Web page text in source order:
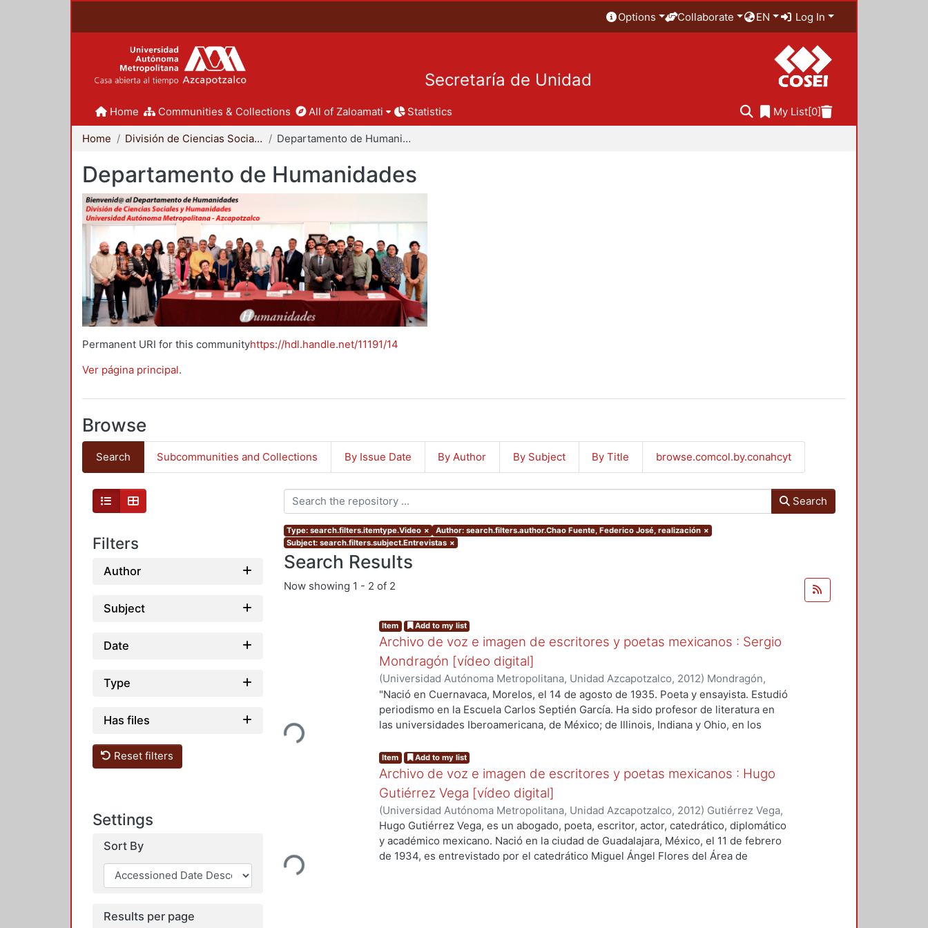
Options Collaborate EN Log In
Secretaría de Unidad
Home Communities & Collections All of Zaloamati Statistics My List[0]
Home División de Ciencias Sociales y Humanidades Departamento de Humanidades
Departamento de Humanidades
Permanent URI for this communityhttps://hdl.handle.net/11191/14
Ver página principal.
Browse
Search Subcommunities and Collections By Issue Date By Author By Subject By Title browse.comcol.by.conahcyt
Filters
Author
Subject
Date
Type
Has files
Reset filters
Settings
Sort By
Results per page
Search
Type: search.filters.itemtype.Video × Author: search.filters.author.Chao Fuente, Federico José, realización ×
Subject: search.filters.subject.Entrevistas ×
Search Results
Now showing 1 - 2 of 2
Loading...
Item Add to my list
Archivo de voz e imagen de escritores y poetas mexicanos : Sergio
Mondragón [vídeo digital]
(Universidad Autónoma Metropolitana, Unidad Azcapotzalco, 2012) Mondragón,
Sergio, 1935;Flores, Miguel Ángel, productor y conductor;Chao Fuente, Federico
José, realización
"Nació en Cuernavaca, Morelos, el 14 de agosto de 1935. Poeta y ensayista. Estudió
periodismo en la Escuela Carlos Septién García. Ha sido profesor de literatura en
las universidades Iberoamericana, de México; de Illinois, Indiana y Ohio, en los
ISSSTE; cofundador y codirector de la revista de poesía El Corno Emplumado;
corresponsal en Japón del periódico Excélsior; fundador de Bandera; editor de
Memoranda y Revista Latinoamericana de Estudios Budistas. Becario del Centro
Mexicano de Escritores, 1965. Forma parte del SNCA desde 2000. Premio Xavier
Villaurrutia de Escritores para Escritores 2010 por su libro Hojarasca. Fuente:
Enciclopedia de la Literatura en México." http://www.elem.mx/autor/datos/1753
Loading...
Item Add to my list
Archivo de voz e imagen de escritores y poetas mexicanos : Hugo
Gutiérrez Vega [vídeo digital]
(Universidad Autónoma Metropolitana, Unidad Azcapotzalco, 2012) Gutiérrez Vega,
Hugo ;Flores, Miguel Ángel, productor y conductor;Chao Fuente, Federico José,
realización
Hugo Gutiérrez Vega, es un abogado, poeta, escritor, actor, catedrático, diplomático
y académico mexicano. Nació en la ciudad de Guadalajara, México, el 11 de febrero
de 1934, es entrevistado por el catedrático Miguel Ángel Flores del Área de